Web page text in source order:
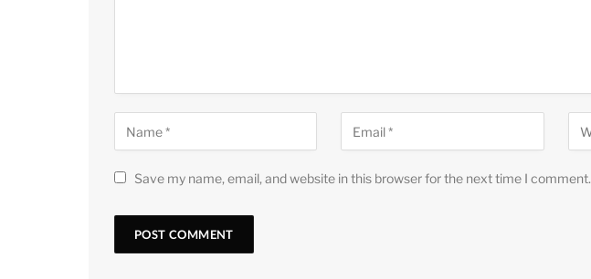
Save my name, email, and website in this browser for the next time I comment.